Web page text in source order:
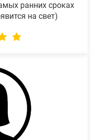
ранних сроках
на свет)